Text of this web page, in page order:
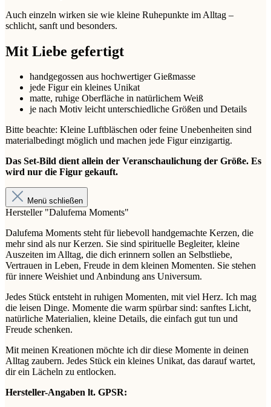
Auch einzeln wirken sie wie kleine Ruhepunkte im Alltag –
schlicht, sanft und besonders.
Mit Liebe gefertigt
handgegossen aus hochwertiger Gießmasse
jede Figur ein kleines Unikat
matte, ruhige Oberfläche in natürlichem Weiß
je nach Motiv leicht unterschiedliche Größen und Details
Bitte beachte: Kleine Luftbläschen oder feine Unebenheiten sind
materialbedingt möglich und machen jede Figur einzigartig.
Das Set-Bild dient allein der Veranschaulichung der Größe. Es
wird nur die Figur gekauft.
Menü schließen
Hersteller "Dalufema Moments"
Dalufema Moments steht für liebevoll handgemachte Kerzen, die
mehr sind als nur Kerzen. Sie sind spirituelle Begleiter, kleine
Auszeiten im Alltag, die dich erinnern sollen an Selbstliebe,
Vertrauen in Leben, Freude in dem kleinen Momenten. Sie stehen
für innere Weishiet und Anbindung ans Universum.
Jedes Stück entsteht in ruhigen Momenten, mit viel Herz. Ich mag
die leisen Dinge. Momente die warm spürbar sind: sanftes Licht,
natürliche Materialien, kleine Details, die einfach gut tun und
Freude schenken.
Mit meinen Kreationen möchte ich dir diese Momente in deinen
Alltag zaubern. Jedes Stück ein kleines Unikat, das darauf wartet,
dir ein Lächeln zu entlocken.
Hersteller-Angaben lt. GPSR: